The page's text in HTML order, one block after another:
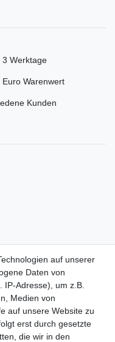
3 Werktage
Warenwert
Kunden
auf unserer
Daten von
Adresse), um z.B.
Medien von
auf unsere Website zu
erst durch gesetzte
die wir in den